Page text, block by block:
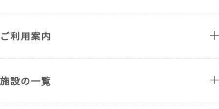
ご利用案内
施設の一覧